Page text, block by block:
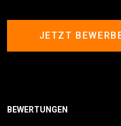
JETZT
BEWERTUNGEN